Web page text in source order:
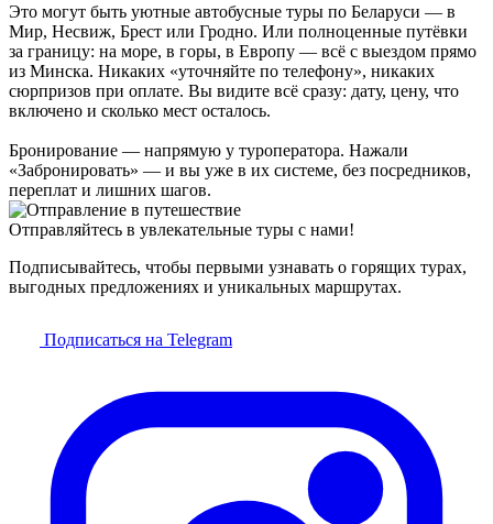
Это могут быть уютные автобусные туры по Беларуси — в
Мир, Несвиж, Брест или Гродно. Или полноценные путёвки
за границу: на море, в горы, в Европу — всё с выездом прямо
из Минска. Никаких «уточняйте по телефону», никаких
сюрпризов при оплате. Вы видите всё сразу: дату, цену, что
включено и сколько мест осталось.
Бронирование — напрямую у туроператора. Нажали
«Забронировать» — и вы уже в их системе, без посредников,
переплат и лишних шагов.
Отправляйтесь в увлекательные туры с нами!
Подписывайтесь, чтобы первыми узнавать о горящих турах,
выгодных предложениях и уникальных маршрутах.
Подписаться на Telegram